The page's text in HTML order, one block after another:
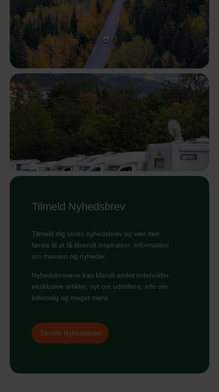
Tilmeld Nyhedsbrev
Tilmeld dig vores nyhedsbrev og vær den
første til at få tilsendt inspiration, information
om messen og nyheder.
Nyhedsbrevene kan blandt andet indeholder
eksklusive artikler, nyt om udstillere, info om
billetsalg og meget mere.
Tilmeld Nyhedsbrev